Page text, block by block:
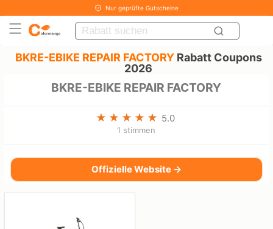
Nur geprüfte Gutscheine
BKRE-EBIKE REPAIR FACTORYRabatt Coupons
2026
BKRE-EBIKE REPAIR FACTORY
5.0
1 stimmen
Offizielle Website →